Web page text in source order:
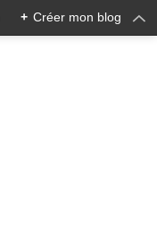
+ Créer mon blog